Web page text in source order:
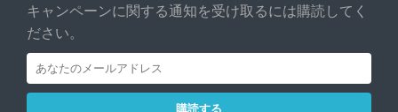
キャンペーンに関する通知を受け取るには購読してく
ださい。
購読する